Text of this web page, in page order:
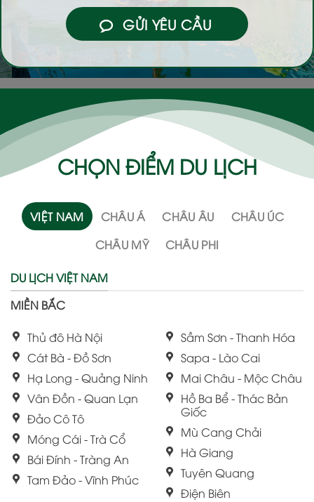
GỬI YÊU CẦU
CHỌN ĐIỂM DU LỊCH
VIỆT NAM CHÂU Á CHÂU ÂU
CHÂU ÚC
CHÂU MỸ
CHÂU PHI
DU LỊCH VIỆT NAM
MIỀN BẮC
Thủ đô Hà Nội
Cát Bà - Đồ Sơn
Hạ Long - Quảng Ninh
Vân Đồn - Quan Lạn
Đảo Cô Tô
Móng Cái - Trà Cổ
Bái Đính - Tràng An
Tam Đảo - Vĩnh Phúc
Sầm Sơn - Thanh Hóa
Sapa - Lào Cai
Mai Châu - Mộc Châu
Hồ Ba Bể - Thác Bản
Giốc
Mù Cang Chải
Hà Giang
Tuyên Quang
Điện Biên